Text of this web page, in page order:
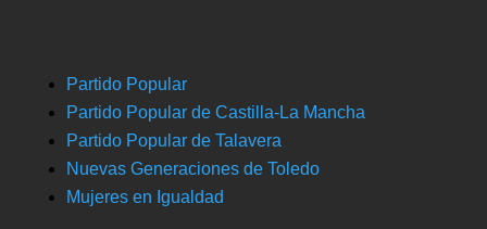
Partido Popular
Partido Popular de Castilla-La Mancha
Partido Popular de Talavera
Nuevas Generaciones de Toledo
Mujeres en Igualdad